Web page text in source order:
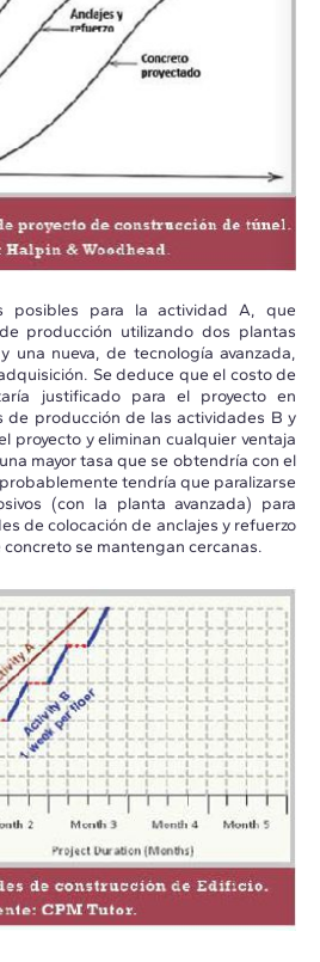
posibles para la actividad A, que
producción utilizando dos plantas
una nueva, de tecnología avanzada,
Se deduce que el costo de
justificado para el proyecto en
de producción de las actividades B y
proyecto y eliminan cualquier ventaja
mayor tasa que se obtendría con el
tendría que paralizarse
(con la planta avanzada) para
de colocación de anclajes y refuerzo
concreto se mantengan cercanas.